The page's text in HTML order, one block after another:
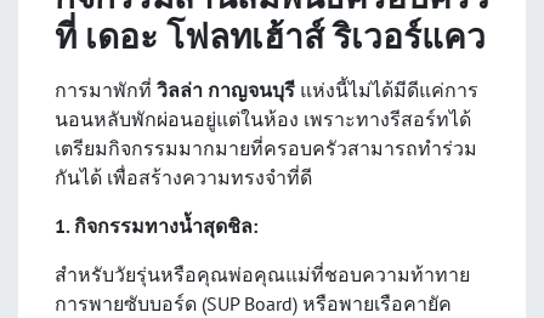
ที่ เดอะ โฟลทเฮ้าส์ ริเวอร์แคว
การมาพักที่ วิลล่า กาญจนบุรี แห่งนี้ไม่ได้มีดีแค่การ
นอนหลับพักผ่อนอยู่แต่ในห้อง เพราะทางรีสอร์ทได้
เตรียมกิจกรรมมากมายที่ครอบครัวสามารถทำร่วม
กันได้ เพื่อสร้างความทรงจำที่ดี
1. กิจกรรมทางน้ำสุดชิล:
สำหรับวัยรุ่นหรือคุณพ่อคุณแม่ที่ชอบความท้าทาย
การพายซับบอร์ด (SUP Board) หรือพายเรือคายัค